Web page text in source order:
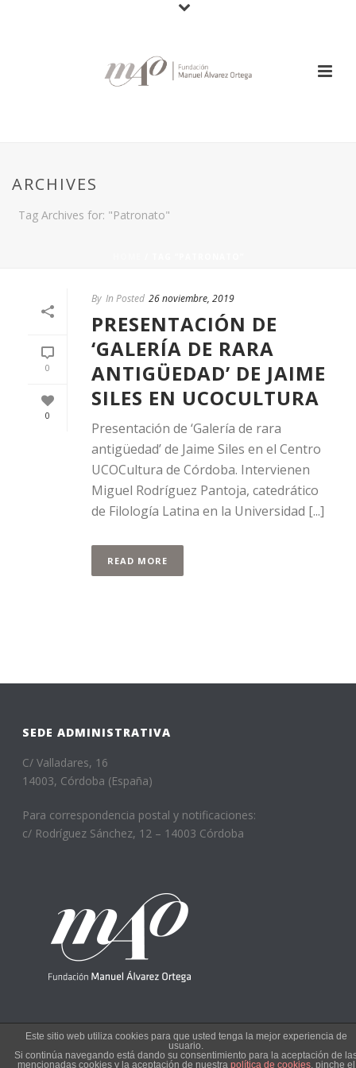
ARCHIVES
Tag Archives for: "Patronato"
0
0
By In Posted 26 noviembre, 2019
PRESENTACIÓN DE
‘GALERÍA DE RARA
ANTIGÜEDAD’ DE JAIME
SILES EN UCOCULTURA
Presentación de ‘Galería de rara
antigüedad’ de Jaime Siles en el Centro
UCOCultura de Córdoba. Intervienen
Miguel Rodríguez Pantoja, catedrático
de Filología Latina en la Universidad [...]
READ MORE
SEDE ADMINISTRATIVA
C/ Valladares, 16
14003, Córdoba (España)
Para correspondencia postal y notificaciones:
c/ Rodríguez Sánchez, 12 – 14003 Córdoba
Copyright © 2022
Este sitio web utiliza cookies para que usted tenga la mejor experiencia de
usuario.
Si continúa navegando está dando su consentimiento para la aceptación de
mencionadas cookies y la aceptación de nuestra política de cookies, pinche el